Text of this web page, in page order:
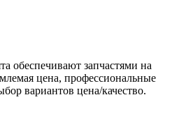
обеспечивают запчастями на
цена, профессиональные
вариантов цена/качество.